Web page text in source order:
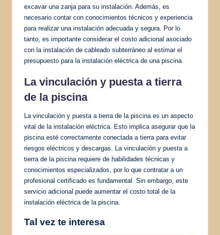
excavar una zanja para su instalación. Además, es
necesario contar con conocimientos técnicos y experiencia
para realizar una instalación adecuada y segura. Por lo
tanto, es importante considerar el costo adicional asociado
con la instalación de cableado subterráneo al estimar el
presupuesto para la instalación eléctrica de una piscina.
La vinculación y puesta a tierra
de la piscina
La vinculación y puesta a tierra de la piscina es un aspecto
vital de la instalación eléctrica. Esto implica asegurar que la
piscina esté correctamente conectada a tierra para evitar
riesgos eléctricos y descargas. La vinculación y puesta a
tierra de la piscina requiere de habilidades técnicas y
conocimientos especializados, por lo que contratar a un
profesional certificado es fundamental. Sin embargo, este
servicio adicional puede aumentar el costo total de la
instalación eléctrica de la piscina.
Tal vez te interesa